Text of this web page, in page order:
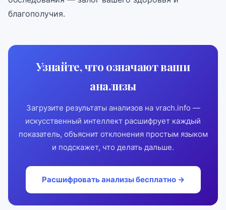
благополучия.
Узнайте, что означают ваши
анализы
Загрузите результаты анализов на vrach.info —
искусственный интеллект расшифрует каждый
показатель, объяснит отклонения простым языком
и подскажет, что делать дальше.
Расшифровать анализы бесплатно →